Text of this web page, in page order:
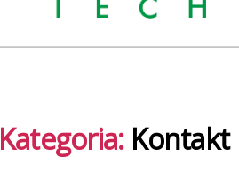
Kategoria: Kontakt